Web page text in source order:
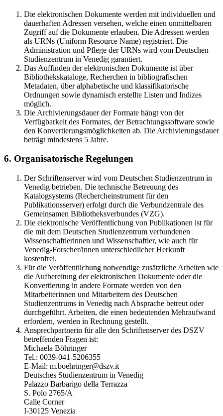
Die elektronischen Dokumente werden mit individuellen und
dauerhaften Adressen versehen, welche einen unmittelbaren
Zugriff auf die Dokumente erlauben. Die Adressen werden
als URNs (Uniform Resource Name) registriert. Die
Administration und Pflege der URNs wird vom Deutschen
Studienzentrum in Venedig garantiert.
Das Auffinden der elektronischen Dokumente ist über
Bibliothekskataloge, Recherchen in bibliografischen
Metadaten, über alphabetische und klassifikatorische
Ordnungen sowie dynamisch erstellte Listen und Indizes
möglich.
Die Archivierungsdauer der Formate hängt von der
Verfügbarkeit des Formates, der Betrachtungssoftware sowie
den Konvertierungsmöglichkeiten ab. Die Archivierungsdauer
beträgt mindestens 5 Jahre.
6. Organisatorische Regelungen
Der Schriftenserver wird vom Deutschen Studienzentrum in
Venedig betrieben. Die technische Betreuung des
Katalogsystems (Rechercheinstrument für den
Publikationsserver) erfolgt durch die Verbundzentrale des
Gemeinsamen Bibliotheksverbundes (VZG).
Die elektronische Veröffentlichung von Publikationen ist für
die mit dem Deutschen Studienzentrum verbundenen
Wissenschaftlerinnen und Wissenschaftler, wie auch für
Venedig-Forscher/innen unterschiedlicher Herkunft
kostenfrei.
Für die Veröffentlichung notwendige zusätzliche Arbeiten wie
die Aufbereitung der elektronischen Dokumente oder die
Konvertierung in andere Formate werden von den
Mitarbeiterinnen und Mitarbeitern des Deutschen
Studienzentrums in Venedig nach Absprache betreut oder
durchgeführt. Arbeiten, die einen bedeutenden Mehraufwand
erfordern, werden in Rechnung gestellt.
Ansprechpartnerin für alle den Schriftenserver des DSZV
betreffenden Fragen ist:
Michaela Böhringer
Tel.: 0039-041-5206355
E-Mail: m.boehringer@dszv.it
Deutsches Studienzentrum in Venedig
Palazzo Barbarigo della Terrazza
S. Polo 2765/A
Calle Corner
I-30125 Venezia